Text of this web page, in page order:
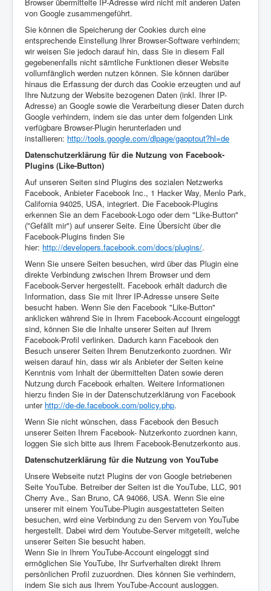
von Google zusammengeführt.
Sie können die Speicherung der Cookies durch eine
entsprechende Einstellung Ihrer Browser-Software verhindern;
wir weisen Sie jedoch darauf hin, dass Sie in diesem Fall
gegebenenfalls nicht sämtliche Funktionen dieser Website
vollumfänglich werden nutzen können. Sie können darüber
hinaus die Erfassung der durch das Cookie erzeugten und auf
Ihre Nutzung der Website bezogenen Daten (inkl. Ihrer IP-
Adresse) an Google sowie die Verarbeitung dieser Daten durch
Google verhindern, indem sie das unter dem folgenden Link
verfügbare Browser-Plugin herunterladen und
installieren: http://tools.google.com/dlpage/gaoptout?hl=de
Datenschutzerklärung für die Nutzung von Facebook-
Plugins (Like-Button)
Auf unseren Seiten sind Plugins des sozialen Netzwerks
Facebook, Anbieter Facebook Inc., 1 Hacker Way, Menlo Park,
California 94025, USA, integriert. Die Facebook-Plugins
erkennen Sie an dem Facebook-Logo oder dem "Like-Button"
("Gefällt mir") auf unserer Seite. Eine Übersicht über die
Facebook-Plugins finden Sie
hier: http://developers.facebook.com/docs/plugins/.
Wenn Sie unsere Seiten besuchen, wird über das Plugin eine
direkte Verbindung zwischen Ihrem Browser und dem
Facebook-Server hergestellt. Facebook erhält dadurch die
Information, dass Sie mit Ihrer IP-Adresse unsere Seite
besucht haben. Wenn Sie den Facebook "Like-Button"
anklicken während Sie in Ihrem Facebook-Account eingeloggt
sind, können Sie die Inhalte unserer Seiten auf Ihrem
Facebook-Profil verlinken. Dadurch kann Facebook den
Besuch unserer Seiten Ihrem Benutzerkonto zuordnen. Wir
weisen darauf hin, dass wir als Anbieter der Seiten keine
Kenntnis vom Inhalt der übermittelten Daten sowie deren
Nutzung durch Facebook erhalten. Weitere Informationen
hierzu finden Sie in der Datenschutzerklärung von Facebook
unter http://de-de.facebook.com/policy.php.
Wenn Sie nicht wünschen, dass Facebook den Besuch
unserer Seiten Ihrem Facebook- Nutzerkonto zuordnen kann,
loggen Sie sich bitte aus Ihrem Facebook-Benutzerkonto aus.
Datenschutzerklärung für die Nutzung von YouTube
Unsere Webseite nutzt Plugins der von Google betriebenen
Seite YouTube. Betreiber der Seiten ist die YouTube, LLC, 901
Cherry Ave., San Bruno, CA 94066, USA. Wenn Sie eine
unserer mit einem YouTube-Plugin ausgestatteten Seiten
besuchen, wird eine Verbindung zu den Servern von YouTube
hergestellt. Dabei wird dem Youtube-Server mitgeteilt, welche
unserer Seiten Sie besucht haben.
Wenn Sie in Ihrem YouTube-Account eingeloggt sind
ermöglichen Sie YouTube, Ihr Surfverhalten direkt Ihrem
persönlichen Profil zuzuordnen. Dies können Sie verhindern,
indem Sie sich aus Ihrem YouTube-Account ausloggen.